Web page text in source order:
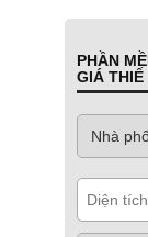
PHẦN
GIÁ THIẾ